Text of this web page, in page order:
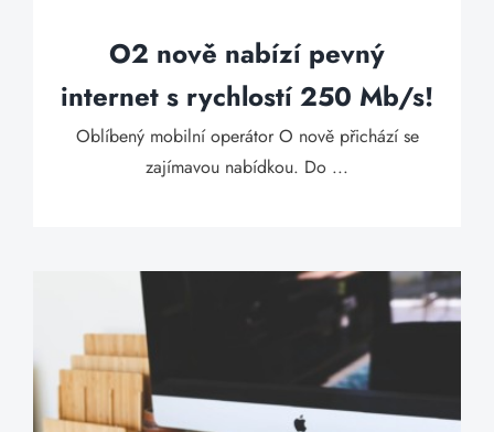
O2 nově nabízí pevný
internet s rychlostí 250 Mb/s!
Oblíbený mobilní operátor O nově přichází se
zajímavou nabídkou. Do ...